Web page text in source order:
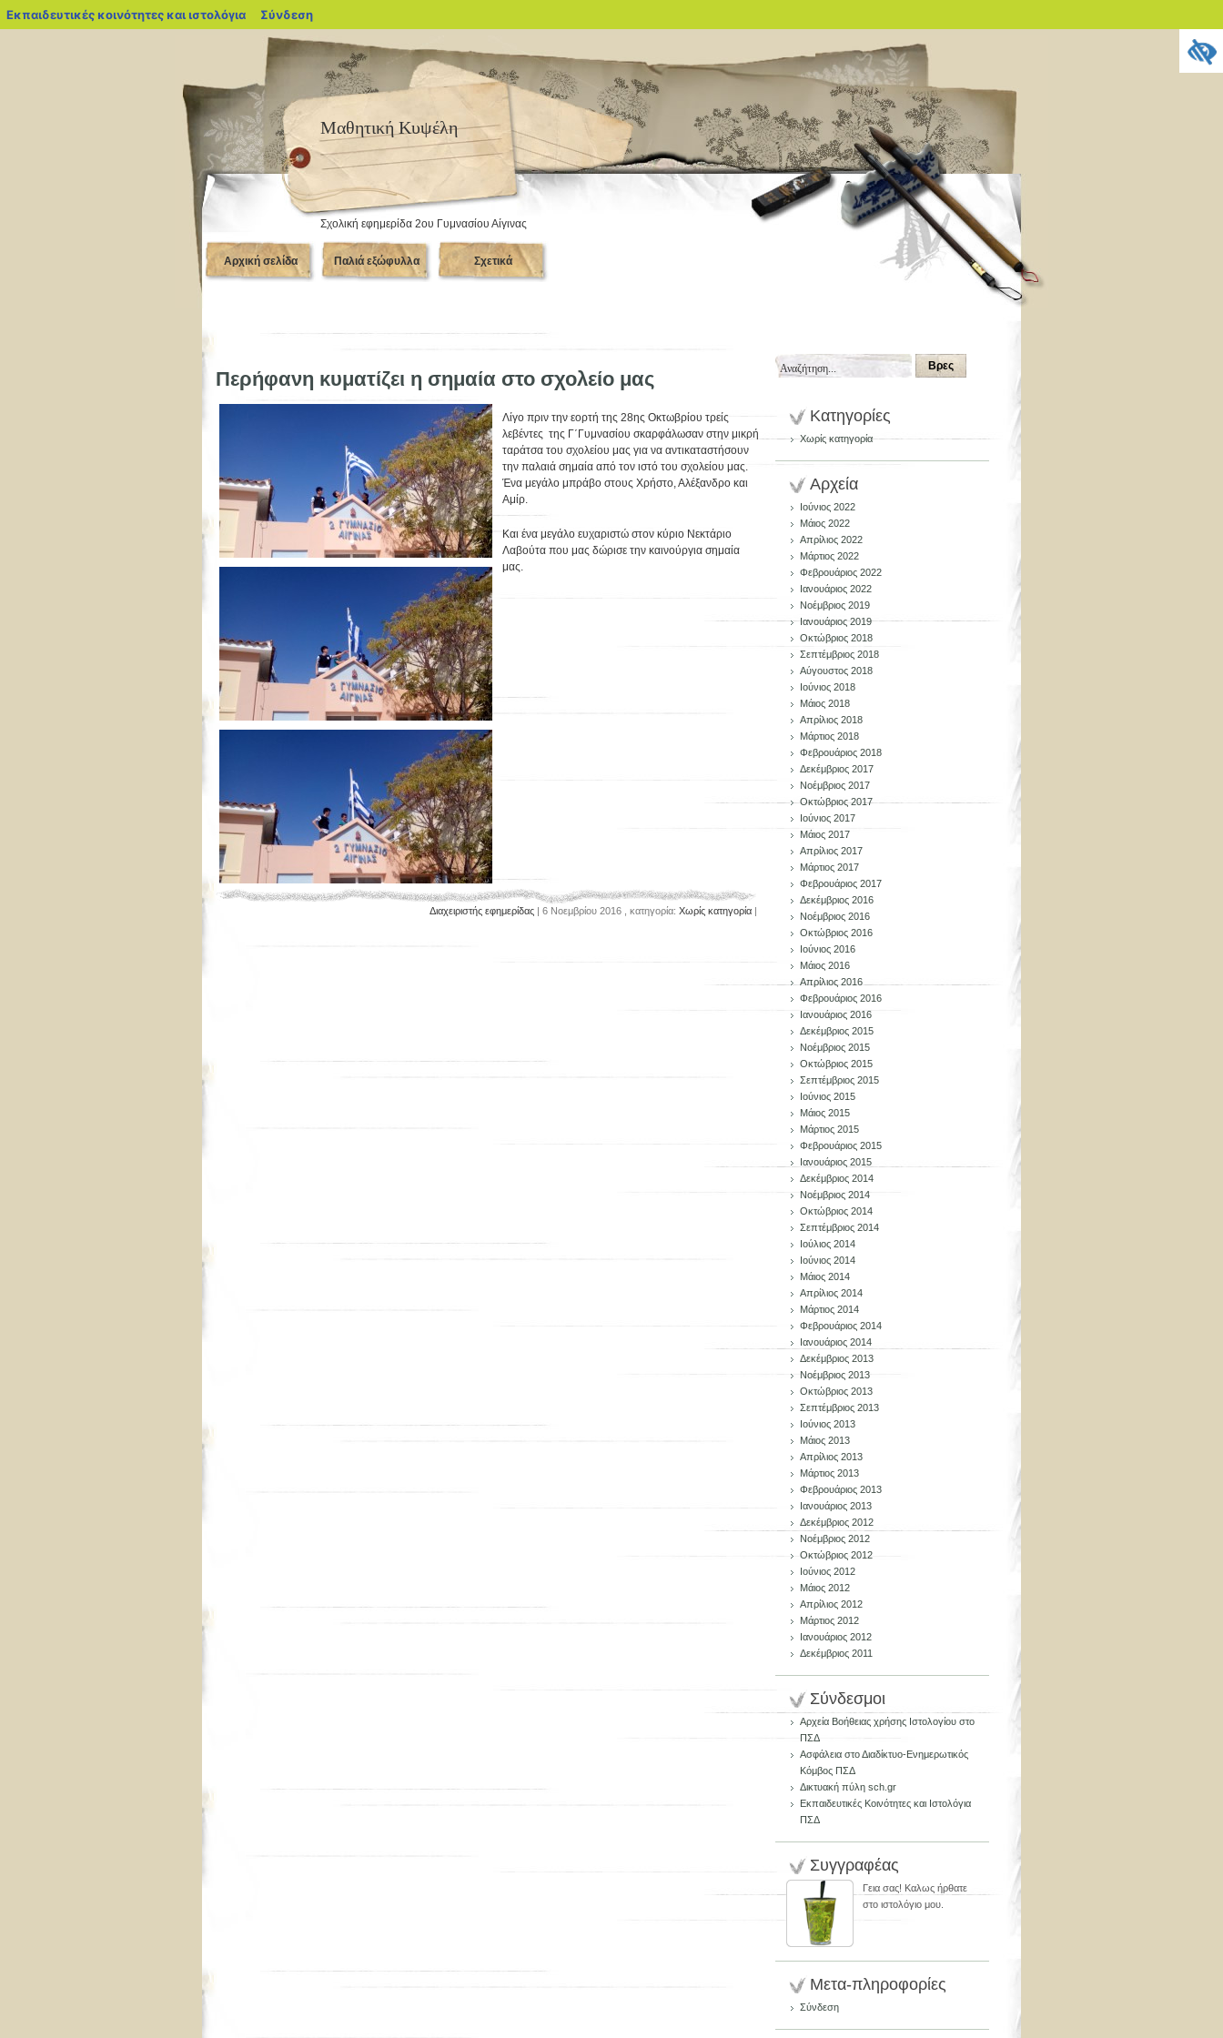
Εκπαιδευτικές κοινότητες και ιστολόγια blogs.sch.gr
Σύνδεση
Μαθητική Κυψέλη
Σχολική εφημερίδα 2ου Γυμνασίου Αίγινας
Αρχική σελίδα Παλιά εξώφυλλα Σχετικά
Περήφανη κυματίζει η σημαία στο σχολείο μας
Λίγο πριν την εορτή της 28ης Οκτωβρίου τρείς
λεβέντες της Γ΄Γυμνασίου σκαρφάλωσαν στην μικρή
ταράτσα του σχολείου μας για να αντικαταστήσουν
την παλαιά σημαία από τον ιστό του σχολείου μας.
Ένα μεγάλο μπράβο στους Χρήστο, Αλέξανδρο και
Αμίρ.
Και ένα μεγάλο ευχαριστώ στον κύριο Νεκτάριο
Λαβούτα που μας δώρισε την καινούργια σημαία
μας.
Διαχειριστής εφημερίδας | 6 Νοεμβρίου 2016 , κατηγορία: Χωρίς κατηγορία |
Κατηγορίες
Χωρίς κατηγορία
Αρχεία
Ιούνιος 2022
Μάιος 2022
Απρίλιος 2022
Μάρτιος 2022
Φεβρουάριος 2022
Ιανουάριος 2022
Νοέμβριος 2019
Ιανουάριος 2019
Οκτώβριος 2018
Σεπτέμβριος 2018
Αύγουστος 2018
Ιούνιος 2018
Μάιος 2018
Απρίλιος 2018
Μάρτιος 2018
Φεβρουάριος 2018
Δεκέμβριος 2017
Νοέμβριος 2017
Οκτώβριος 2017
Ιούνιος 2017
Μάιος 2017
Απρίλιος 2017
Μάρτιος 2017
Φεβρουάριος 2017
Δεκέμβριος 2016
Νοέμβριος 2016
Οκτώβριος 2016
Ιούνιος 2016
Μάιος 2016
Απρίλιος 2016
Φεβρουάριος 2016
Ιανουάριος 2016
Δεκέμβριος 2015
Νοέμβριος 2015
Οκτώβριος 2015
Σεπτέμβριος 2015
Ιούνιος 2015
Μάιος 2015
Μάρτιος 2015
Φεβρουάριος 2015
Ιανουάριος 2015
Δεκέμβριος 2014
Νοέμβριος 2014
Οκτώβριος 2014
Σεπτέμβριος 2014
Ιούλιος 2014
Ιούνιος 2014
Μάιος 2014
Απρίλιος 2014
Μάρτιος 2014
Φεβρουάριος 2014
Ιανουάριος 2014
Δεκέμβριος 2013
Νοέμβριος 2013
Οκτώβριος 2013
Σεπτέμβριος 2013
Ιούνιος 2013
Μάιος 2013
Απρίλιος 2013
Μάρτιος 2013
Φεβρουάριος 2013
Ιανουάριος 2013
Δεκέμβριος 2012
Νοέμβριος 2012
Οκτώβριος 2012
Ιούνιος 2012
Μάιος 2012
Απρίλιος 2012
Μάρτιος 2012
Ιανουάριος 2012
Δεκέμβριος 2011
Σύνδεσμοι
Αρχεία Βοήθειας χρήσης Ιστολογίου στο
ΠΣΔ
Ασφάλεια στο Διαδίκτυο-Ενημερωτικός
Κόμβος ΠΣΔ
Δικτυακή πύλη sch.gr
Εκπαιδευτικές Κοινότητες και Ιστολόγια
ΠΣΔ
Συγγραφέας
Γεια σας! Καλως ήρθατε
στο ιστολόγιο μου.
Μετα-πληροφορίες
Σύνδεση